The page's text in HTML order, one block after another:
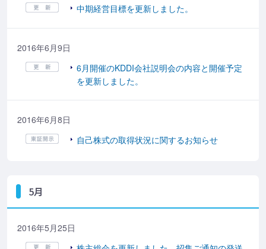
中期経営目標を更新しました。
2016年6月9日
6月開催のKDDI会社説明会の内容と開催予定
を更新しました。
2016年6月8日
自己株式の取得状況に関するお知らせ
5月
2016年5月25日